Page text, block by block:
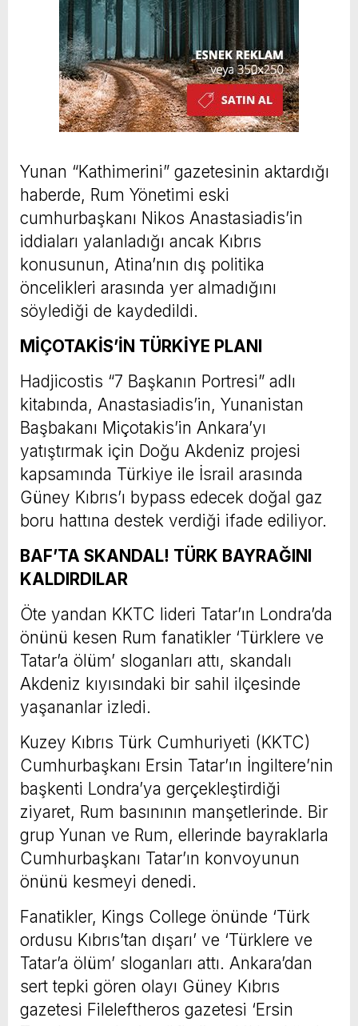
Yunan “Kathimerini” gazetesinin aktardığı
haberde, Rum Yönetimi eski
cumhurbaşkanı Nikos Anastasiadis’in
iddiaları yalanladığı ancak Kıbrıs
konusunun, Atina’nın dış politika
öncelikleri arasında yer almadığını
söylediği de kaydedildi.
MİÇOTAKİS’İN TÜRKİYE PLANI
Hadjicostis “7 Başkanın Portresi” adlı
kitabında, Anastasiadis’in, Yunanistan
Başbakanı Miçotakis’in Ankara’yı
yatıştırmak için Doğu Akdeniz projesi
kapsamında Türkiye ile İsrail arasında
Güney Kıbrıs’ı bypass edecek doğal gaz
boru hattına destek verdiği ifade ediliyor.
BAF’TA SKANDAL! TÜRK BAYRAĞINI
KALDIRDILAR
Öte yandan KKTC lideri Tatar’ın Londra’da
önünü kesen Rum fanatikler ‘Türklere ve
Tatar’a ölüm’ sloganları attı, skandalı
Akdeniz kıyısındaki bir sahil ilçesinde
yaşananlar izledi.
Kuzey Kıbrıs Türk Cumhuriyeti (KKTC)
Cumhurbaşkanı Ersin Tatar’ın İngiltere’nin
başkenti Londra’ya gerçekleştirdiği
ziyaret, Rum basınının manşetlerinde. Bir
grup Yunan ve Rum, ellerinde bayraklarla
Cumhurbaşkanı Tatar’ın konvoyunun
önünü kesmeyi denedi.
Fanatikler, Kings College önünde ‘Türk
ordusu Kıbrıs’tan dışarı’ ve ‘Türklere ve
Tatar’a ölüm’ sloganları attı. Ankara’dan
sert tepki gören olayı Güney Kıbrıs
gazetesi Fileleftheros gazetesi ‘Ersin